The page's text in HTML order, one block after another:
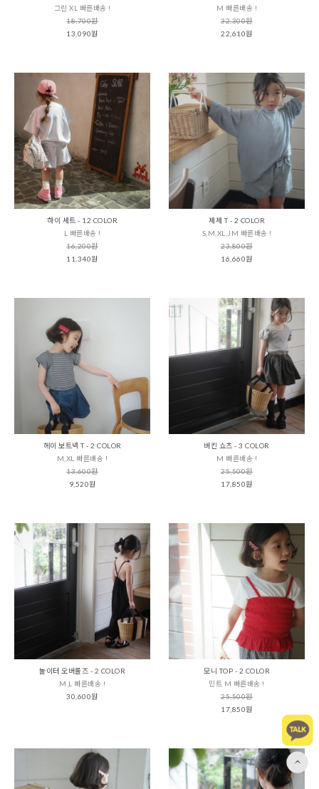
그린 XL 빠른배송 !
18,700원
13,090원
M 빠른배송 !
32,300원
22,610원
하이 세트 - 12 COLOR
L 빠른배송 !
16,200원
11,340원
제제 T - 2 COLOR
S,M,XL,JM 빠른배송 !
23,800원
16,660원
헤이 보트넥 T - 2 COLOR
M,XL 빠른배송 !
13,600원
9,520원
버킨 쇼츠 - 3 COLOR
M 빠른배송 !
25,500원
17,850원
놀이터 오버롤즈 - 2 COLOR
M,L 빠른배송 !
30,600원
모니 TOP - 2 COLOR
민트 M 빠른배송 !
25,500원
17,850원